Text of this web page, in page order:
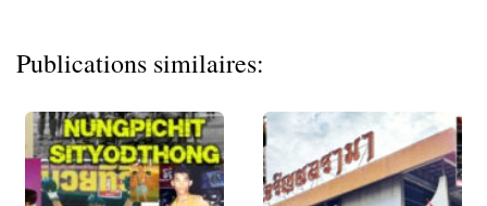
Publications similaires: